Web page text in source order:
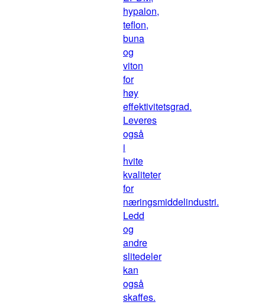
hypalon,
teflon,
buna
og
viton
for
høy
effektivitetsgrad.
Leveres
også
i
hvite
kvaliteter
for
næringsmiddelindustri.
Ledd
og
andre
slitedeler
kan
også
skaffes.